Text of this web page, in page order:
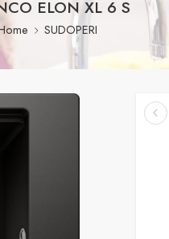
ELON XL 6 S
SUDOPERI